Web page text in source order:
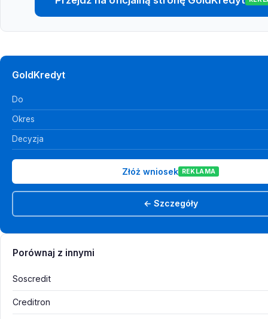
GoldKredyt
Do
Okres
Decyzja
Złóż wniosek REKLAMA
← Szczegóły
Porównaj z innymi
Soscredit
Creditron